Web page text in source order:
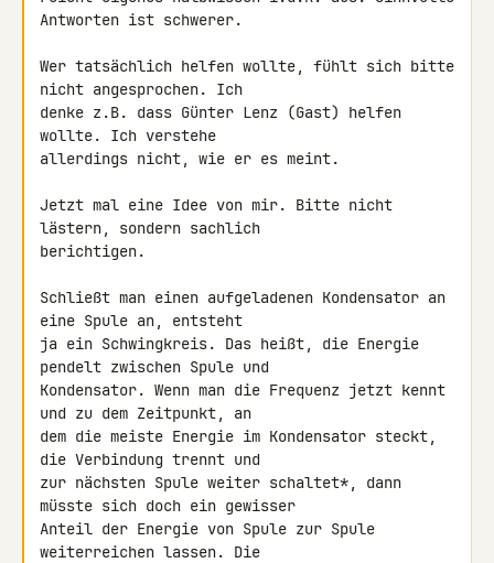
Antworten ist schwerer.
Wer tatsächlich helfen wollte, fühlt sich bitte
nicht angesprochen. Ich
denke z.B. dass Günter Lenz (Gast) helfen
wollte. Ich verstehe
allerdings nicht, wie er es meint.
Jetzt mal eine Idee von mir. Bitte nicht
lästern, sondern sachlich
berichtigen.
Schließt man einen aufgeladenen Kondensator an
eine Spule an, entsteht
ja ein Schwingkreis. Das heißt, die Energie
pendelt zwischen Spule und
Kondensator. Wenn man die Frequenz jetzt kennt
und zu dem Zeitpunkt, an
dem die meiste Energie im Kondensator steckt,
die Verbindung trennt und
zur nächsten Spule weiter schaltet*, dann
müsste sich doch ein gewisser
Anteil der Energie von Spule zur Spule
weiterreichen lassen. Die